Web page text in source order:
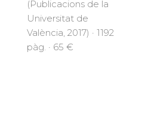
(Publicacions de la
Universitat de
València, 2017) · 1192
pàg. · 65 €